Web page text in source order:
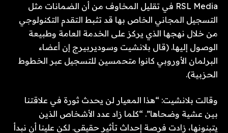
RSL Media في تقليل المخاوف من أن الضمانات مثل
التسجيل المجاني الخاص بها قد تثبط التقدم التكنولوجي
من خلال نهجها الذي يركز على الخدمة العامة وطبيعة
الوصول إليها. (قال بلانشيت وسوديربيرج إن أعضاء
البرلمان الأوروبي كانوا متحمسين للتسجيل عبر الخطوط
الحزبية).
وقالت بلانشيت: “هذا المعيار لن يحدث ثورة في علاقتنا
بين عشية وضحاها”. “كلما زاد عدد الأشخاص الذين
يتبنونها، زادت فرصة إحداث تأثير حقيقي. لكن علينا أن نبدأ